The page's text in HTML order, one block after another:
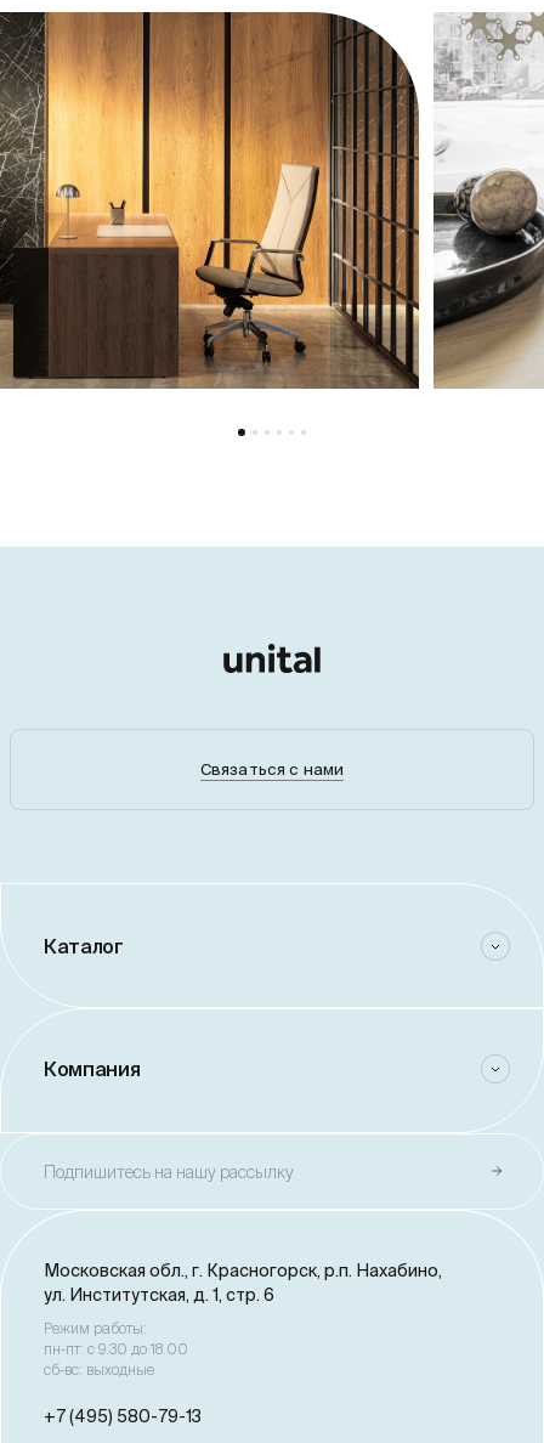
Связаться с нами
Каталог
Компания
Подпишитесь на нашу рассылку
Московская обл., г. Красногорск, р.п. Нахабино,
ул. Институтская, д. 1, стр. 6
Режим работы:
пн-пт: с 9.30 до 18.00
сб-вс: выходные
+7 (495) 580-79-13